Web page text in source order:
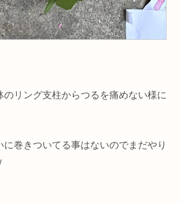
のリング支柱からつるを痛めない様に
に巻きついてる事はないのでまだやり